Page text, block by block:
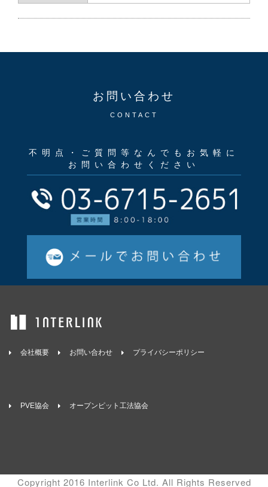
お問い合わせ
CONTACT
不明点・ご質問等なんでもお気軽に
お問い合わせください
会社概要 お問い合わせ プライバシーポリシー
PVE協会 オープンピット工法協会
Copyright 2016 Interlink Co Ltd. All Rights Reserved